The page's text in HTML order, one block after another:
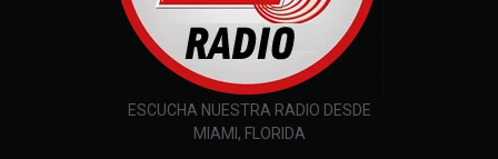
ESCUCHA NUESTRA RADIO DESDE
MIAMI, FLORIDA